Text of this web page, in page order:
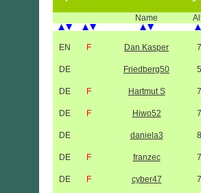
Name
EN F Dan Kasper
DE Friedberg50
DE F Hartmut S
DE F Hiwo52
DE daniela3
DE F franzec
DE F cyber47